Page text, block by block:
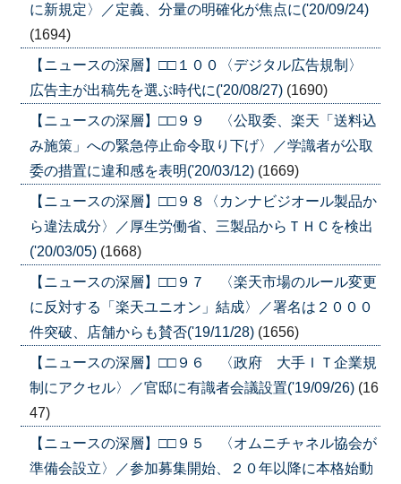
に新規定〉／定義、分量の明確化が焦点に('20/09/24)
(1694)
【ニュースの深層】□□１００〈デジタル広告規制〉
広告主が出稿先を選ぶ時代に('20/08/27) (1690)
【ニュースの深層】□□９９ 〈公取委、楽天「送料込
み施策」への緊急停止命令取り下げ〉／学識者が公取
委の措置に違和感を表明('20/03/12) (1669)
【ニュースの深層】□□９８〈カンナビジオール製品か
ら違法成分〉／厚生労働省、三製品からＴＨＣを検出
('20/03/05) (1668)
【ニュースの深層】□□９７ 〈楽天市場のルール変更
に反対する「楽天ユニオン」結成〉／署名は２０００
件突破、店舗からも賛否('19/11/28) (1656)
【ニュースの深層】□□９６ 〈政府 大手ＩＴ企業規
制にアクセル〉／官邸に有識者会議設置('19/09/26) (16
47)
【ニュースの深層】□□９５ 〈オムニチャネル協会が
準備会設立〉／参加募集開始、２０年以降に本格始動